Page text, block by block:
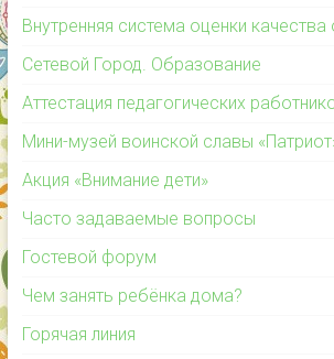
Внутренняя система оценки
Сетевой Город. Образование
Аттестация педагогических
Мини-музей воинской славы
Акция «Внимание дети»
Часто задаваемые вопросы
Гостевой форум
Чем занять ребёнка дома?
Горячая линия